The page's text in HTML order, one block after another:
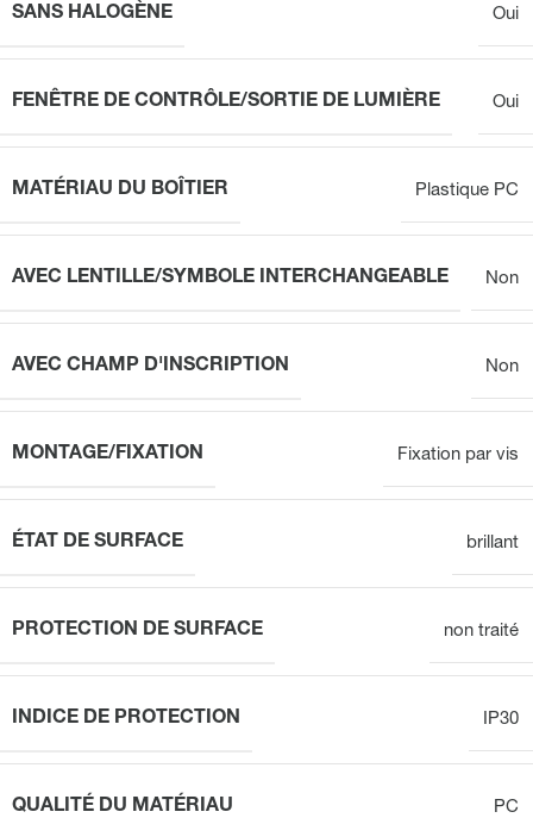
SANS HALOGÈNE Oui
FENÊTRE DE CONTRÔLE/SORTIE DE LUMIÈRE Oui
MATÉRIAU DU BOÎTIER Plastique PC
AVEC LENTILLE/SYMBOLE INTERCHANGEABLE Non
AVEC CHAMP D'INSCRIPTION Non
MONTAGE/FIXATION Fixation par vis
ÉTAT DE SURFACE brillant
PROTECTION DE SURFACE non traité
INDICE DE PROTECTION IP30
QUALITÉ DU MATÉRIAU PC